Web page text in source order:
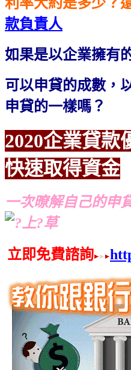
款負責人
如果是以企業擁有
可以申貸的成數，
申貸的一樣嗎？
2020企業貸款
快速取得資金
一次暸解自己的申
立即免費諮詢